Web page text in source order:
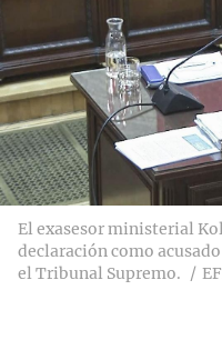
El exasesor ministerial
declaración como
el Tribunal Supremo.